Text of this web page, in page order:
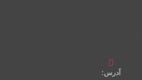
آدرس: